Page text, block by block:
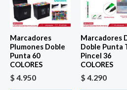
Marcadores
Plumones Doble
Punta 60
COLORES
$ 4.950
Marcadores
Doble Punta
Pincel 36
COLORES
$ 4.290